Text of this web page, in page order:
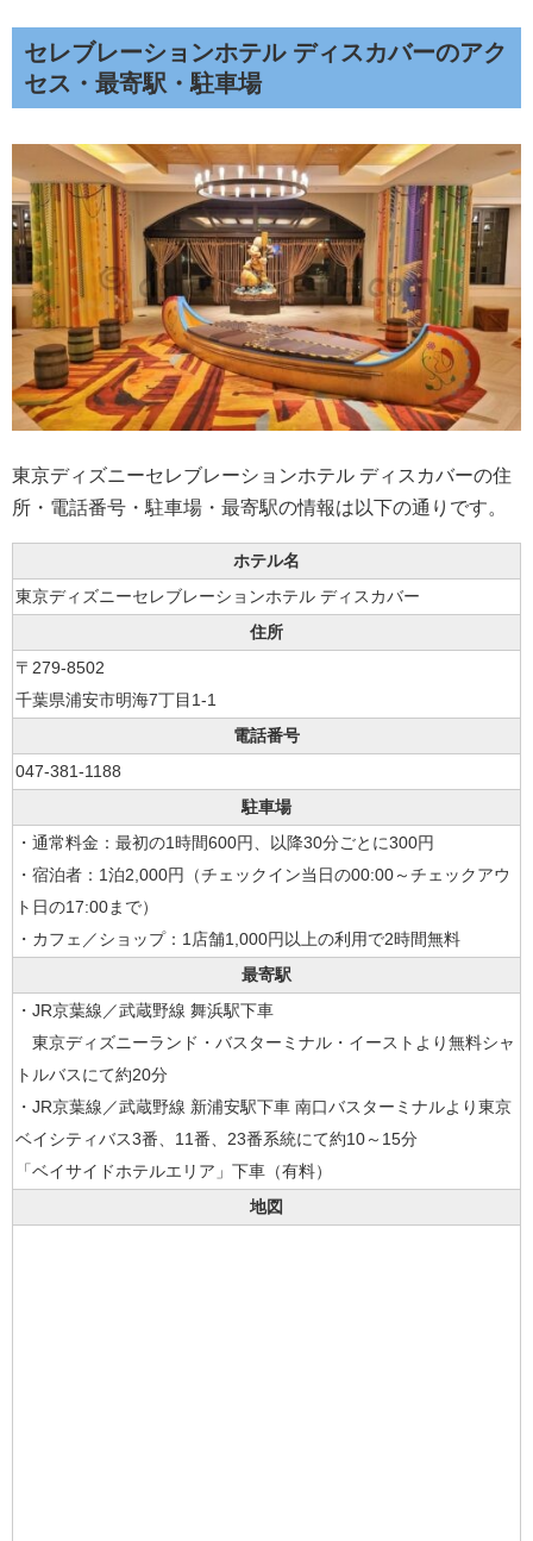
セレブレーションホテル ディスカバーのアク
セス・最寄駅・駐車場
東京ディズニーセレブレーションホテル ディスカバーの住
所・電話番号・駐車場・最寄駅の情報は以下の通りです。
ホテル名
東京ディズニーセレブレーションホテル ディスカバー
住所
〒279-8502
千葉県浦安市明海7丁目1-1
電話番号
047-381-1188
駐車場
・通常料金：最初の1時間600円、以降30分ごとに300円
・宿泊者：1泊2,000円（チェックイン当日の00:00～チェックアウ
ト日の17:00まで）
・カフェ／ショップ：1店舗1,000円以上の利用で2時間無料
最寄駅
・JR京葉線／武蔵野線 舞浜駅下車
東京ディズニーランド・バスターミナル・イーストより無料シャ
トルバスにて約20分
・JR京葉線／武蔵野線 新浦安駅下車 南口バスターミナルより東京
ベイシティバス3番、11番、23番系統にて約10～15分
「ベイサイドホテルエリア」下車（有料）
地図